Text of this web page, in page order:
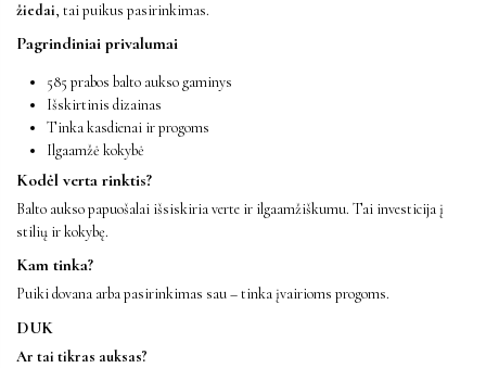
žiedai, tai puikus pasirinkimas.
Pagrindiniai privalumai
585 prabos balto aukso gaminys
Išskirtinis dizainas
Tinka kasdienai ir progoms
Ilgaamžė kokybė
Kodėl verta rinktis?
Balto aukso papuošalai išsiskiria verte ir ilgaamžiškumu. Tai investicija į
stilių ir kokybę.
Kam tinka?
Puiki dovana arba pasirinkimas sau – tinka įvairioms progoms.
DUK
Ar tai tikras auksas?